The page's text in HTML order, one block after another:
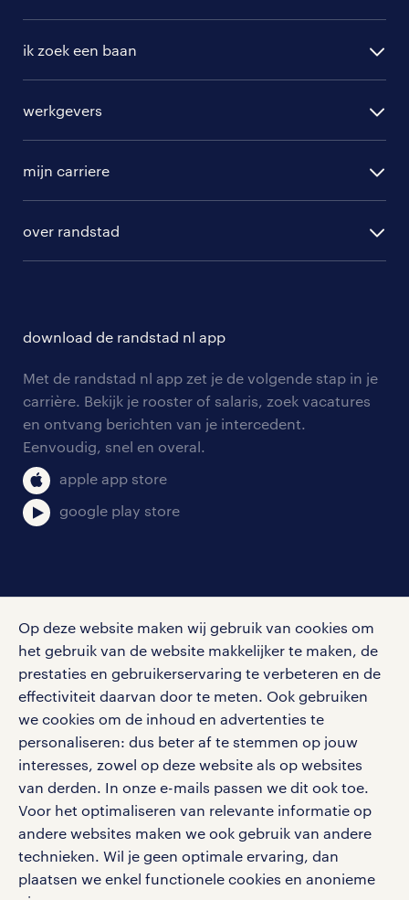
Op deze website maken wij gebruik van cookies om
het gebruik van de website makkelijker te maken, de
prestaties en gebruikerservaring te verbeteren en de
effectiviteit daarvan door te meten. Ook gebruiken
we cookies om de inhoud en advertenties te
personaliseren: dus beter af te stemmen op jouw
interesses, zowel op deze website als op websites
van derden. In onze e-mails passen we dit ook toe.
Voor het optimaliseren van relevante informatie op
andere websites maken we ook gebruik van andere
technieken. Wil je geen optimale ervaring, dan
plaatsen we enkel functionele cookies en anonieme
ik zoek een baan
randstad professional
randstad digital
werkgevers
hr-diensten
branches
tarieven
personeel gezocht
aanmelden nieuwsbrief
mijn carriere
solliciteren
blogs en artikelen
salarischecker
bruto-netto calculator
over randstad
onze vestigingen
pers
klachten en misstanden
download de randstad nl app
Met de randstad nl app zet je de volgende stap in je
carrière. Bekijk je rooster of salaris, zoek vacatures
en ontvang berichten van je intercedent.
Eenvoudig, snel en overal.
apple app store
google play store
Volg ons voor de leukste content omtrent
vacatures, solliciteren en inspiratie.
werken bij randstad
gebruikersvoorwaarden
privacystatement
cookies
disclaimer